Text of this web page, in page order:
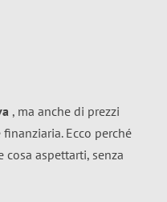
, ma anche di prezzi
Ecco perché
cosa aspettarti, senza